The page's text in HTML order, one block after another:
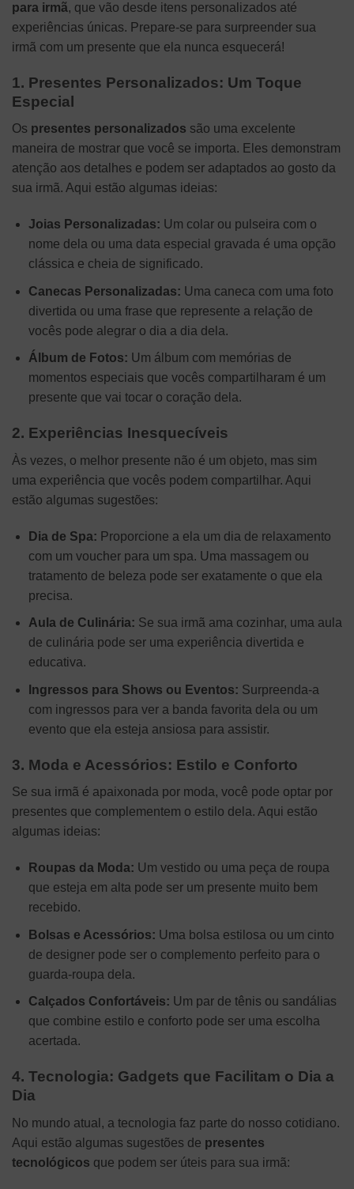
para irmã, que vão desde itens personalizados até
experiências únicas. Prepare-se para surpreender sua
irmã com um presente que ela nunca esquecerá!
1. Presentes Personalizados: Um Toque
Especial
Os presentes personalizados são uma excelente
maneira de mostrar que você se importa. Eles demonstram
atenção aos detalhes e podem ser adaptados ao gosto da
sua irmã. Aqui estão algumas ideias:
Joias Personalizadas: Um colar ou pulseira com o
nome dela ou uma data especial gravada é uma opção
clássica e cheia de significado.
Canecas Personalizadas: Uma caneca com uma foto
divertida ou uma frase que represente a relação de
vocês pode alegrar o dia a dia dela.
Álbum de Fotos: Um álbum com memórias de
momentos especiais que vocês compartilharam é um
presente que vai tocar o coração dela.
2. Experiências Inesquecíveis
Às vezes, o melhor presente não é um objeto, mas sim
uma experiência que vocês podem compartilhar. Aqui
estão algumas sugestões:
Dia de Spa: Proporcione a ela um dia de relaxamento
com um voucher para um spa. Uma massagem ou
tratamento de beleza pode ser exatamente o que ela
precisa.
Aula de Culinária: Se sua irmã ama cozinhar, uma aula
de culinária pode ser uma experiência divertida e
educativa.
Ingressos para Shows ou Eventos: Surpreenda-a
com ingressos para ver a banda favorita dela ou um
evento que ela esteja ansiosa para assistir.
3. Moda e Acessórios: Estilo e Conforto
Se sua irmã é apaixonada por moda, você pode optar por
presentes que complementem o estilo dela. Aqui estão
algumas ideias:
Roupas da Moda: Um vestido ou uma peça de roupa
que esteja em alta pode ser um presente muito bem
recebido.
Bolsas e Acessórios: Uma bolsa estilosa ou um cinto
de designer pode ser o complemento perfeito para o
guarda-roupa dela.
Calçados Confortáveis: Um par de tênis ou sandálias
que combine estilo e conforto pode ser uma escolha
acertada.
4. Tecnologia: Gadgets que Facilitam o Dia a
Dia
No mundo atual, a tecnologia faz parte do nosso cotidiano.
Aqui estão algumas sugestões de presentes
tecnológicos que podem ser úteis para sua irmã: